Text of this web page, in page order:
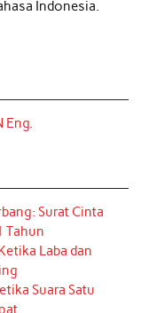
Indonesia.
Eng.
Surat Cinta
Tahun
Laba dan
Suara Satu